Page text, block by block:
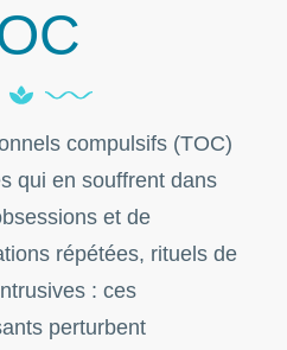
compulsifs (TOC)
qui en souffrent dans
et de
répétées, rituels de
: ces
perturbent